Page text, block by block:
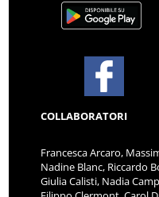
COLLABORATORI
Francesca Arcaro,
Nadine Blanc, Riccardo
Giulia Calisti, Nadia